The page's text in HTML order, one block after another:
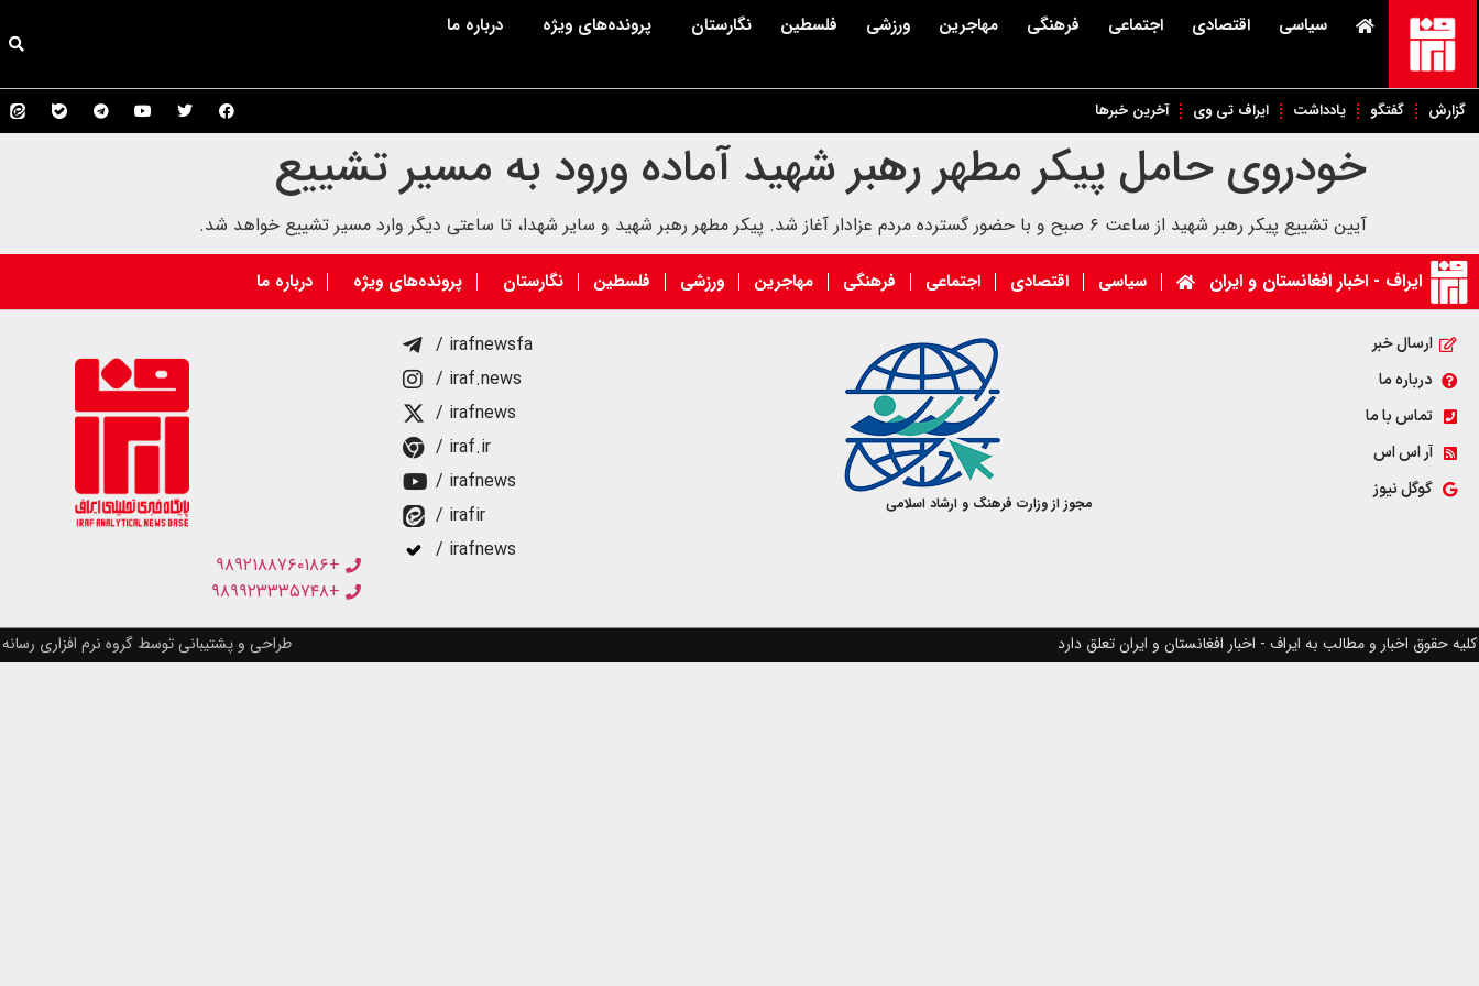
سیاسی اقتصادی اجتماعی فرهنگی مهاجرین ورزشی فلسطین نگارستان پرونده‌های ویژه درباره ما
گزارش گفتگو یادداشت ایراف تی وی آخرین خبرها
خودروی حامل پیکر مطهر رهبر شهید آماده ورود به مسیر تشییع
آیین تشییع پیکر رهبر شهید از ساعت ۶ صبح و با حضور گسترده مردم عزادار‌ آغاز شد. پیکر مطهر رهبر شهید و سایر شهدا، تا ساعتی دیگر وارد مسیر تشییع خواهد شد.
ایراف - اخبار افغانستان و ایران سیاسی اقتصادی اجتماعی فرهنگی مهاجرین ورزشی فلسطین نگارستان پرونده‌های ویژه درباره ما
ارسال خبر
درباره ما
تماس با ما
آر اس اس
گوگل نیوز
مجوز از وزارت فرهنگ و ارشاد اسلامی
/ irafnewsfa
/ iraf.news
/ irafnews
/ iraf.ir
/ irafnews
/ irafir
/ irafnews
+۹۸۹۲۱۸۸۷۶۰۱۸۶
+۹۸۹۹۲۳۳۳۵۷۴۸
کلیه حقوق اخبار و مطالب به ایراف - اخبار افغانستان و ایران تعلق دارد طراحی و پشتیبانی توسط گروه نرم افزاری رسانه